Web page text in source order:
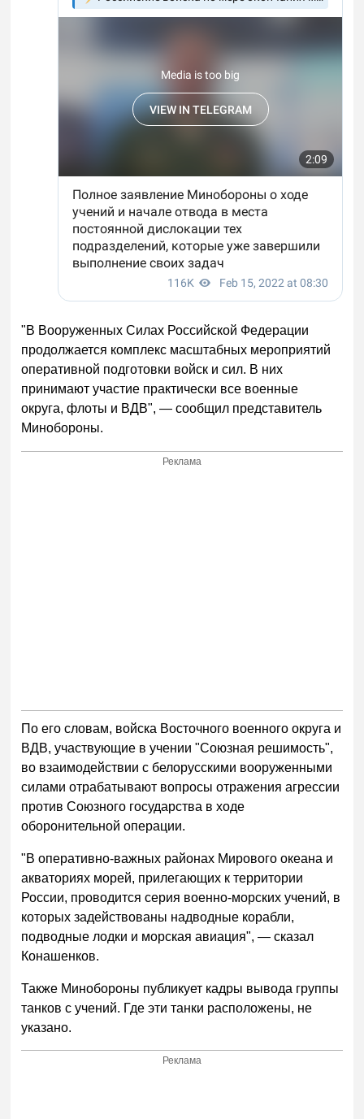
"В Вооруженных Силах Российской Федерации
продолжается комплекс масштабных мероприятий
оперативной подготовки войск и сил. В них
принимают участие практически все военные
округа, флоты и ВДВ", — сообщил представитель
Минобороны.
Реклама
По его словам, войска Восточного военного округа и
ВДВ, участвующие в учении "Союзная решимость",
во взаимодействии с белорусскими вооруженными
силами отрабатывают вопросы отражения агрессии
против Союзного государства в ходе
оборонительной операции.
"В оперативно-важных районах Мирового океана и
акваториях морей, прилегающих к территории
России, проводится серия военно-морских учений, в
которых задействованы надводные корабли,
подводные лодки и морская авиация", — сказал
Конашенков.
Также Минобороны публикует кадры вывода группы
танков с учений. Где эти танки расположены, не
указано.
Реклама